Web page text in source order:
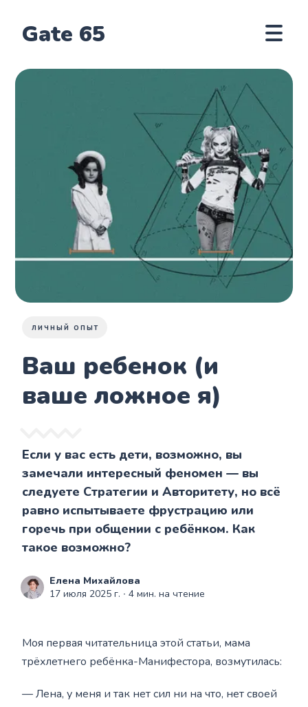
Gate 65
ЛИЧНЫЙ ОПЫТ
Ваш ребенок (и
ваше ложное я)
Если у вас есть дети, возможно, вы
замечали интересный феномен — вы
следуете Стратегии и Авторитету, но всё
равно испытываете фрустрацию или
горечь при общении с ребёнком. Как
такое возможно?
Елена Михайлова
17 июля 2025 г. ∙ 4 мин. на чтение
Моя первая читательница этой статьи, мама
трёхлетнего ребёнка-Манифестора, возмутилась:
— Лена, у меня и так нет сил ни на что, нет своей